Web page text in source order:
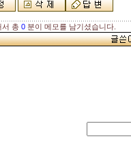
서 총 0 분이 메모를 남기셨습니다.